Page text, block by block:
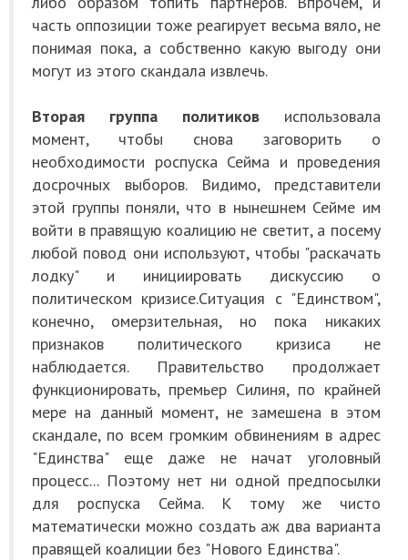
часть оппозиции тоже реагирует весьма вяло, не
понимая пока, а собственно какую выгоду они
могут из этого скандала извлечь.
Вторая группа политиков использовала
момент, чтобы снова заговорить о
необходимости роспуска Сейма и проведения
досрочных выборов. Видимо, представители
этой группы поняли, что в нынешнем Сейме им
войти в правящую коалицию не светит, а посему
любой повод они используют, чтобы "раскачать
лодку" и инициировать дискуссию о
политическом кризисе.Ситуация с "Единством",
конечно, омерзительная, но пока никаких
признаков политического кризиса не
наблюдается. Правительство продолжает
функционировать, премьер Силиня, по крайней
мере на данный момент, не замешена в этом
скандале, по всем громким обвинениям в адрес
"Единства" еще даже не начат уголовный
процесс... Поэтому нет ни одной предпосылки
для роспуска Сейма. К тому же чисто
математически можно создать аж два варианта
правящей коалиции без "Нового Единства".